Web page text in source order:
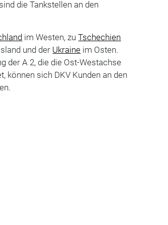
die Tankstellen an den
im Westen, zuTschechien
und der Ukraine im Osten.
der A 2, die die Ost-Westachse
können sich DKV Kunden an den